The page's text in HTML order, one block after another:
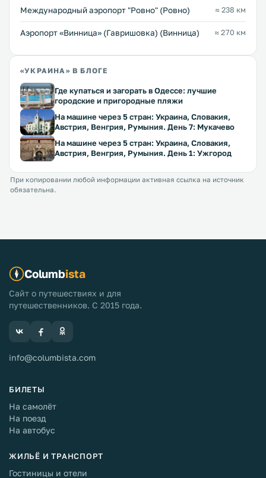
Междунарoдный аэропорт "Ровно" (Ровно) ≈ 238 км
Аэропорт «Винница» (Гавришовка) (Винница) ≈ 270 км
«УКРАИНА» В БЛОГЕ
Где купаться и загорать в Одессе: лучшие
городские и пригородные пляжи
На машине через 5 стран: Украина, Словакия,
Австрия, Венгрия, Румыния. День 7: Мукачево
На машине через 5 стран: Украина, Словакия,
Австрия, Венгрия, Румыния. День 1: Ужгород
При копировании любой информации активная ссылка на источник
обязательна.
Columbista
Сайт о путешествиях и для
путешественников. С 2015 года.
info@columbista.com
БИЛЕТЫ
На самолёт
На поезд
На автобус
ЖИЛЬЁ И ТРАНСПОРТ
Гостиницы и отели